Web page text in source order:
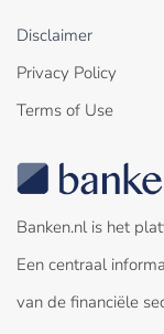
Disclaimer
Privacy Policy
Terms of Use
Banken.nl is het
Een centraal
van de financiële